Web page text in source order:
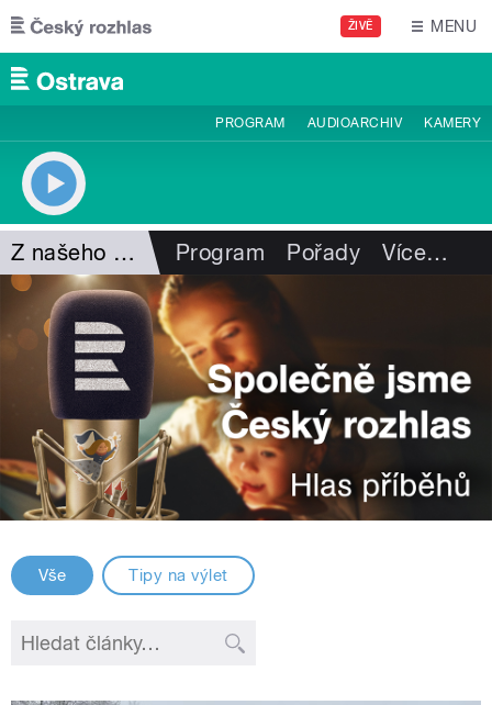
Přejít k hlavnímu obsahu
ŽIVĚ MENU
PROGRAM AUDIOARCHIV KAMERY
Z našeho vysílání Program Pořady Více…
Vše Tipy na výlet